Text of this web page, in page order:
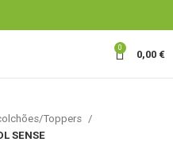
0
0,00 €
Toppers
SENSE